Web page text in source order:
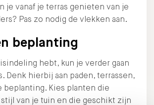
je vanaf je terras genieten van je
Pas zo nodig de vlekken aan.
beplanting
hebt, kun je verder gaan
Denk hierbij aan paden, terrassen,
beplanting. Kies planten die
van je tuin en die geschikt zijn